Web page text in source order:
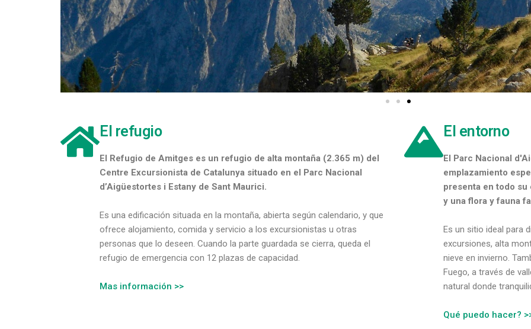
El refugio
El Refugio de Amitges es un refugio de alta montaña (2.365 m) del
Centre Excursionista de Catalunya situado en el Parc Nacional
d’Aigüestortes i Estany de Sant Maurici.
Es una edificación situada en la montaña, abierta según calendario, y que
ofrece alojamiento, comida y servicio a los excursionistas u otras
personas que lo deseen. Cuando la parte guardada se cierra, queda el
refugio de emergencia con 12 plazas de capacidad.
Mas información >>
El entorno
El Parc Nacional
emplazamiento
presenta en todo
y una flora y fauna
Es un sitio ideal para
excursiones, alta
nieve en invierno.
Fuego, a través de
natural donde
Qué puedo hacer?